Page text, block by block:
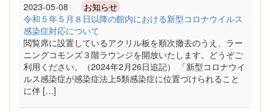
2023-05-08 お知らせ
令和５年５月８日以降の館内における新型コロナウイルス
感染症対応について
閲覧席に設置しているアクリル板を順次撤去のうえ、ラー
ニングコモンズ３階ラウンジを開放いたします。どうぞご
利用ください。（2024年2月26日追記） 「新型コロナウイ
ルス感染症が感染症法上5類感染症に位置づけられること
に伴 […]